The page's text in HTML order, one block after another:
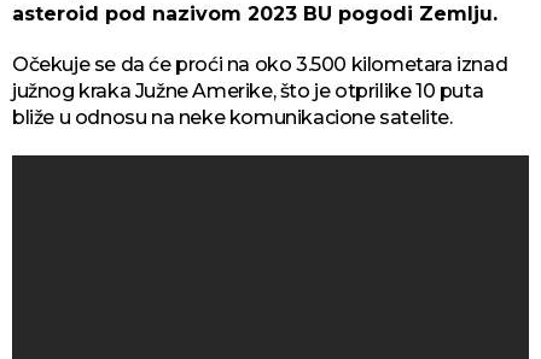
asteroid pod nazivom 2023 BU pogodi Zemlju.
Očekuje se da će proći na oko 3.500 kilometara iznad
južnog kraka Južne Amerike, što je otprilike 10 puta
bliže u odnosu na neke komunikacione satelite.